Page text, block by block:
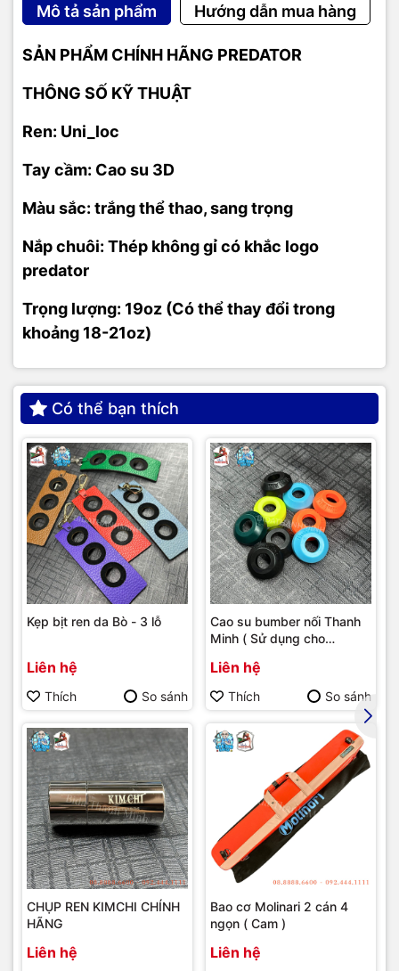
Mô tả sản phẩm Hướng dẫn mua hàng
SẢN PHẨM CHÍNH HÃNG PREDATOR
THÔNG SỐ KỸ THUẬT
Ren: Uni_loc
Tay cầm: Cao su 3D
Màu sắc: trắng thể thao, sang trọng
Nắp chuôi: Thép không gỉ có khắc logo
predator
Trọng lượng: 19oz (Có thể thay đổi trong
khoảng 18-21oz)
Có thể bạn thích
Kẹp bịt ren da Bò - 3 lỗ
Liên hệ
Thích So sánh
Cao su bumber nối Thanh
Minh ( Sử dụng cho
Liên hệ
Thích So sánh
CHỤP REN KIMCHI CHÍNH
HÃNG
Liên hệ
Bao cơ Molinari 2 cán 4
ngọn ( Cam )
Liên hệ